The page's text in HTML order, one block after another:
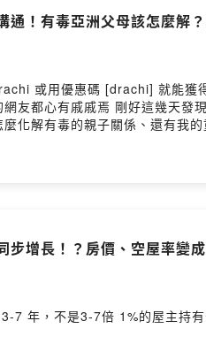
通！有毒亞洲父母該怎麼解
就能獲得額外 4 個月 Surfshark 服務！ 前陣子
友都心有戚戚焉 剛好這幾天發
麼化解有毒的親子關係、還有
步增長！？房價、空屋率變
7 年，不是3-7倍 1%的屋主